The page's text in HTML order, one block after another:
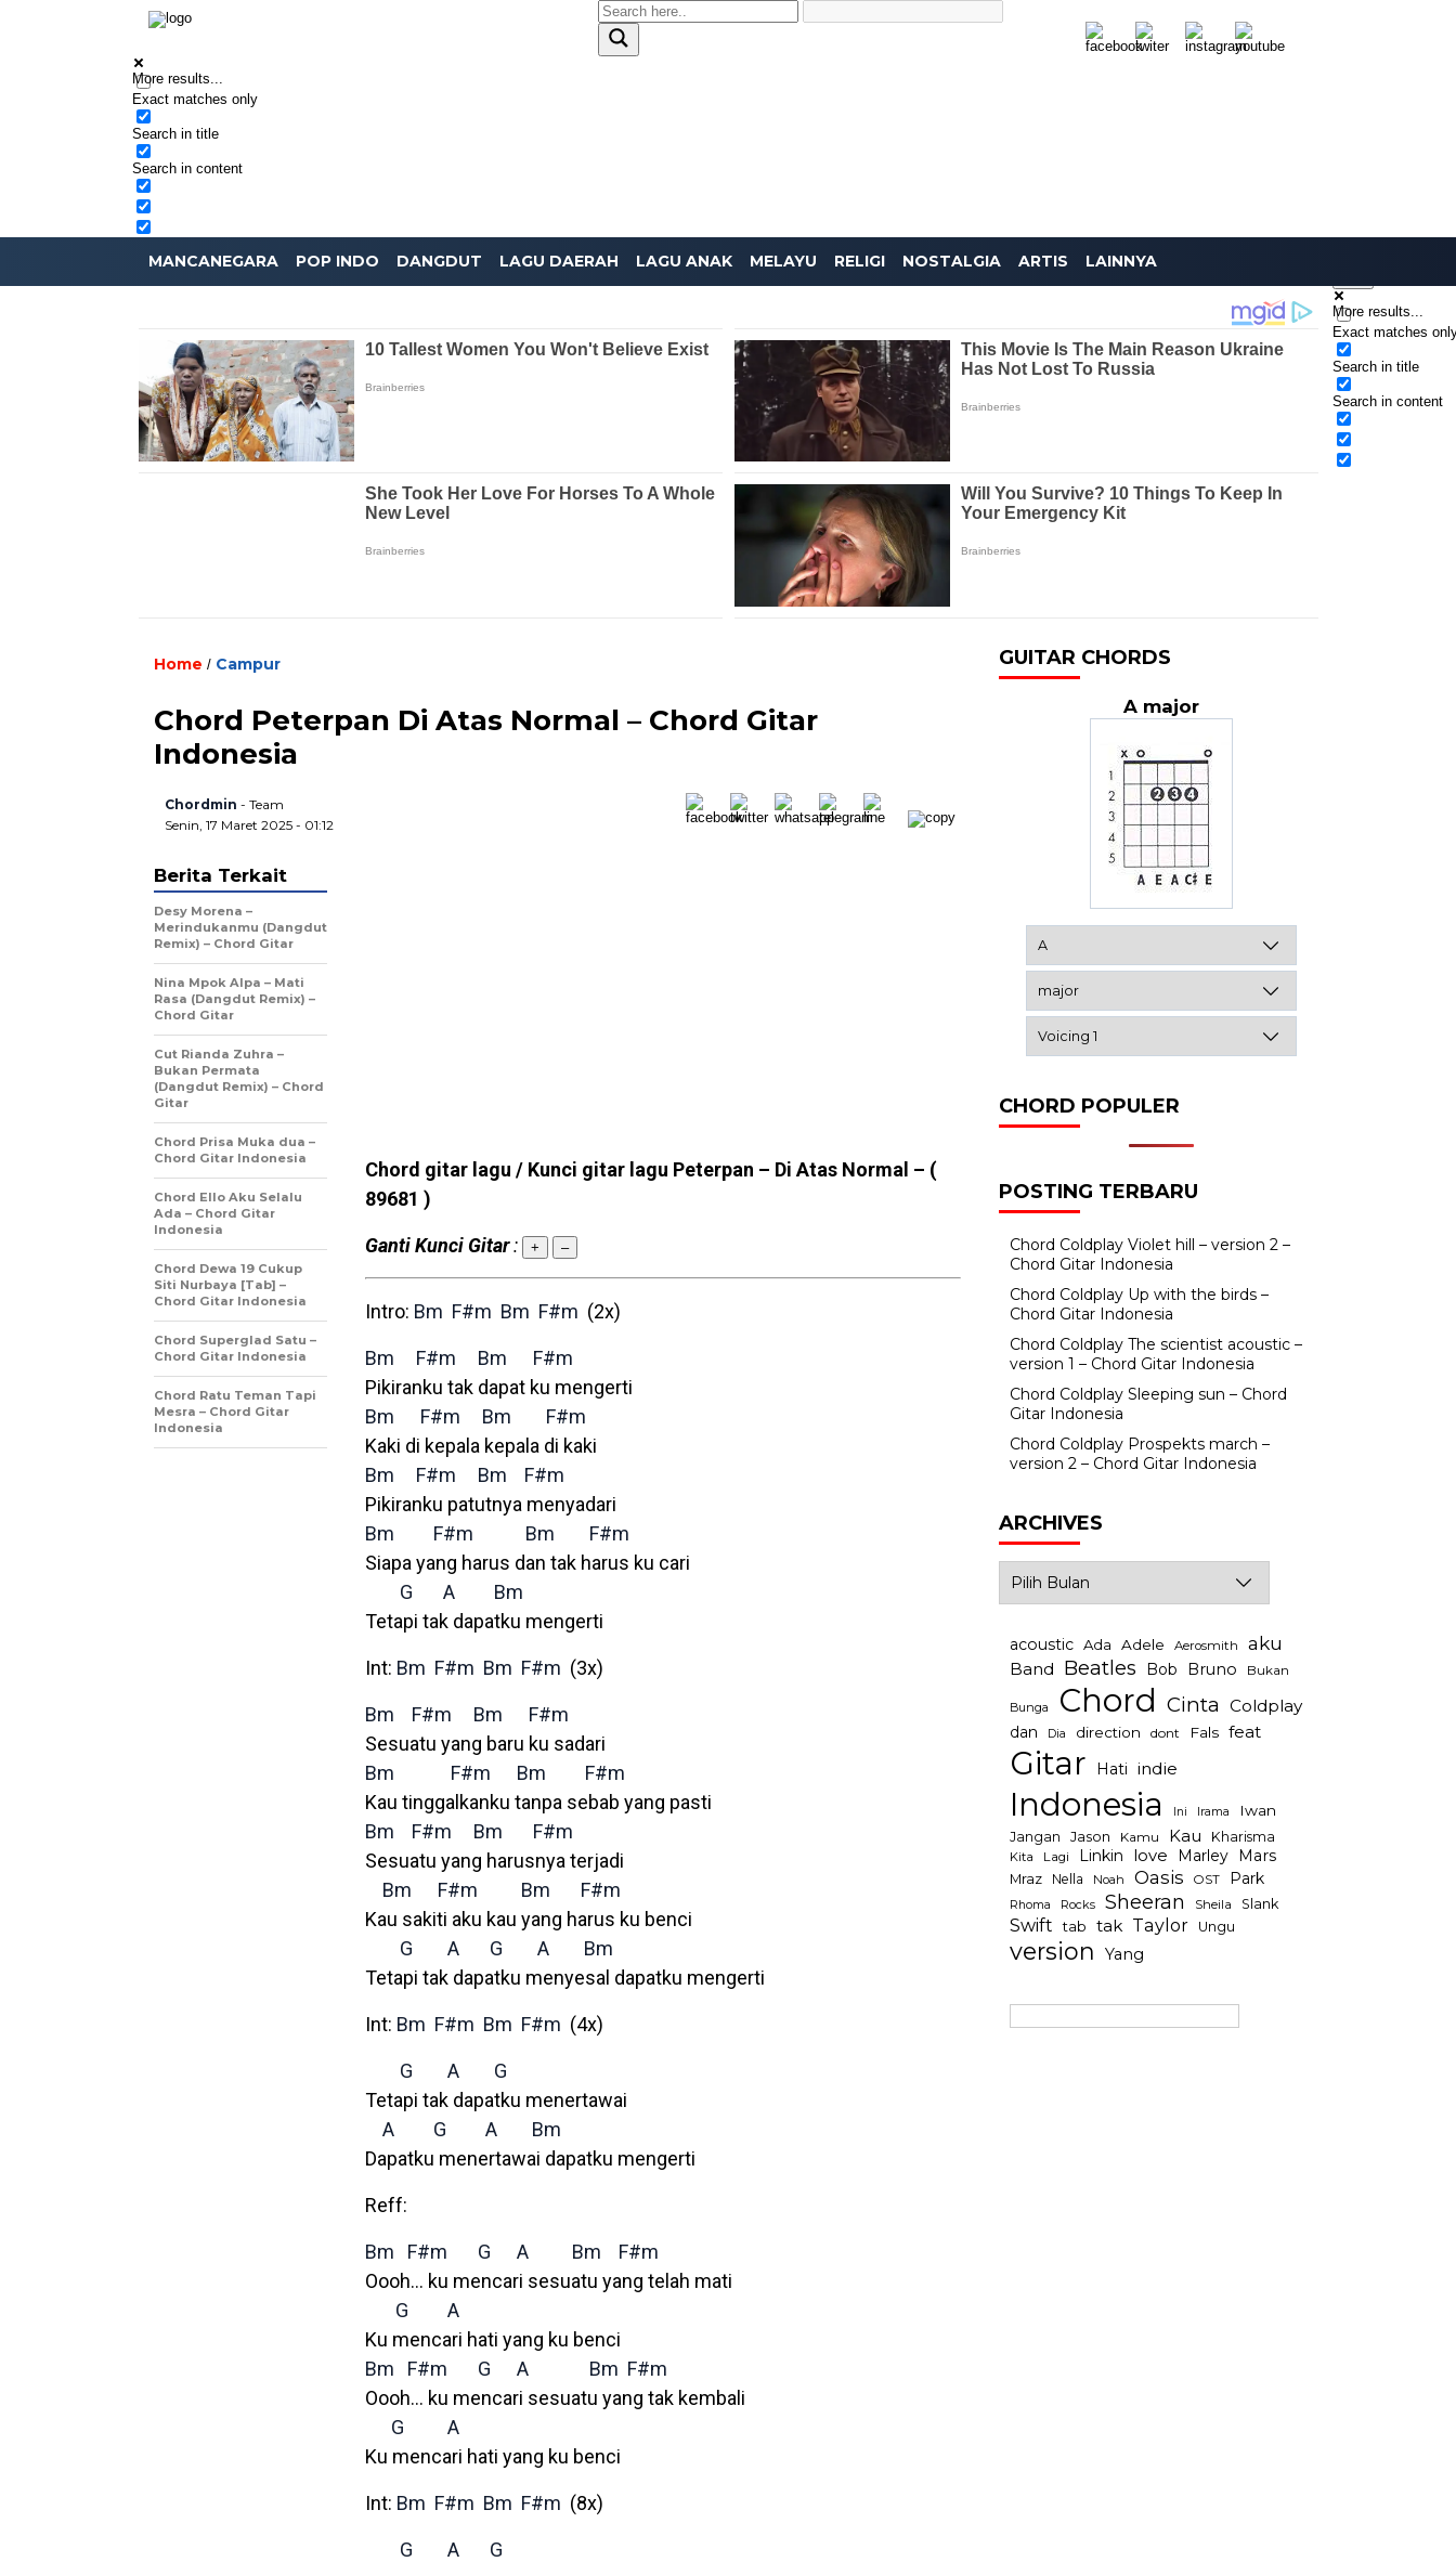
More results...
Exact matches only
Search in title
Search in content
MANCANEGARA POP INDO DANGDUT LAGU DAERAH LAGU ANAK MELAYU RELIGI NOSTALGIA ARTIS LAINNYA
More results...
Exact matches
Search in title
Search in content
Home / Campur
Chord Peterpan Di Atas Normal – Chord Gitar
Indonesia
Chordmin - Team
Senin, 17 Maret 2025 - 01:12
Chord gitar lagu / Kunci gitar lagu Peterpan – Di Atas Normal – (
89681 )
Ganti Kunci Gitar: + –
Intro: Bm F#m Bm F#m (2x)
Bm F#m Bm
F#m
Pikiranku tak dapat ku mengerti
Bm
F#m Bm
F#m
Kaki di kepala kepala di kaki
Bm
F#m Bm
F#m
Pikiranku patutnya menyadari
Bm
F#m Bm
F#m
Siapa yang harus dan tak harus ku cari
G
A
Bm
Tetapi tak dapatku mengerti
Int: Bm F#m Bm F#m (3x)
Bm F#m Bm
F#m
Sesuatu yang baru ku sadari
Bm
F#m Bm
F#m
Kau tinggalkanku tanpa sebab yang pasti
Bm
F#m Bm
F#m
Sesuatu yang harusnya terjadi
Bm
F#m Bm
F#m
Kau sakiti aku kau yang harus ku benci
G
A G A
Bm
Tetapi tak dapatku menyesal dapatku mengerti
Int: Bm F#m Bm F#m (4x)
G A
G
Tetapi tak dapatku menertawai
A
G A
Bm
Dapatku menertawai dapatku mengerti
Reff:
Bm F#m G A Bm
F#m
Oooh… ku mencari sesuatu yang telah mati
G
A
Ku mencari hati yang ku benci
Bm
F#m G A Bm F#m
Oooh… ku mencari sesuatu yang tak kembali
G
A
Ku mencari hati yang ku benci
Int: Bm F#m Bm F#m (8x)
G A
G
Berita Terkait
Desy Morena –
Merindukanmu (Dangdut
Remix) – Chord Gitar
Nina Mpok Alpa – Mati
Rasa (Dangdut Remix) –
Chord Gitar
Cut Rianda Zuhra –
Bukan Permata
(Dangdut Remix) – Chord
Gitar
Chord Prisa Muka dua –
Chord Gitar Indonesia
Chord Ello Aku Selalu
Ada – Chord Gitar
Indonesia
Chord Dewa 19 Cukup
Siti Nurbaya [Tab] –
Chord Gitar Indonesia
Chord Superglad Satu –
Chord Gitar Indonesia
Chord Ratu Teman Tapi
Mesra – Chord Gitar
Indonesia
GUITAR CHORDS
A major
CHORD POPULER
POSTING TERBARU
Chord Coldplay Violet hill – version 2 –
Chord Gitar Indonesia
Chord Coldplay Up with the birds –
Chord Gitar Indonesia
Chord Coldplay The scientist acoustic –
version 1 – Chord Gitar Indonesia
Chord Coldplay Sleeping sun – Chord
Gitar Indonesia
Chord Coldplay Prospekts march –
version 2 – Chord Gitar Indonesia
ARCHIVES
acoustic Ada Adele Aerosmith aku
Band Beatles Bob Bruno Bukan
Bunga Chord Cinta Coldplay
dan Dia direction dont Fals feat
Gitar Hati indie
Indonesia Ini Irama Iwan
Jangan Jason Kamu Kau Kharisma
Kita Lagi Linkin love Marley Mars
Mraz Nella Noah Oasis OST Park
Rhoma Rocks Sheeran Sheila Slank
Swift tab tak Taylor Ungu
version Yang